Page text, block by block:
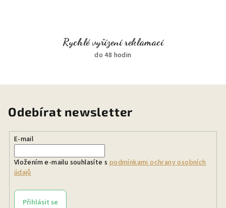
Rychlé vyřízení reklamací
do 48 hodin
Odebírat newsletter
E-mail
Vložením e-mailu souhlasíte s podmínkami ochrany osobních
údajů
Přihlásit se